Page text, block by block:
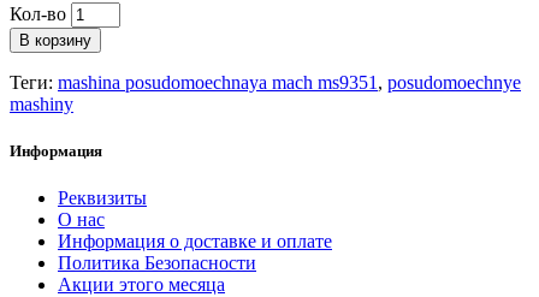
Кол-во
В корзину
Теги: mashina posudomoechnaya mach ms9351 , posudomoechnye
mashiny
Информация
Реквизиты
О нас
Информация о доставке и оплате
Политика Безопасности
Акции этого месяца